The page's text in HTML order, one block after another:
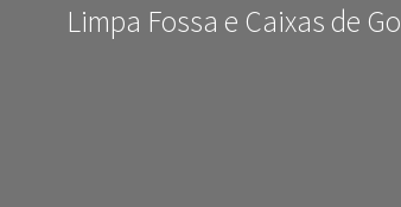
Limpa Fossa e Caixas de